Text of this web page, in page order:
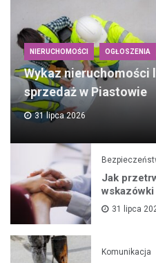
NIERUCHOMOŚCI OGŁOSZENIA
Wykaz nieruchomości
sprzedaż w Piastowie
31 lipca 2026
Jak
31 lipca
Komunikacja